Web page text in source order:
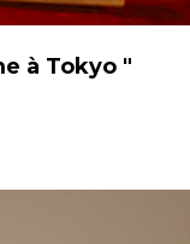
à Tokyo "